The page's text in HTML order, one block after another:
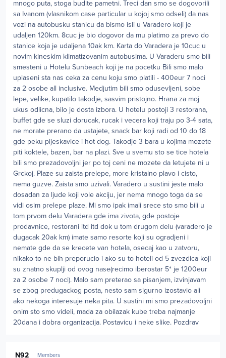
mnogo puta, stoga budite pametni. Treci dan smo se dogovorili
sa Ivanom (vlasnikom case particular u kojoj smo odseli) da nas
vozi na autobusku stanicu da bismo isli u Varadero koji je
udaljen 120km. 8cuc je bio dogovor da mu platimo za prevo do
stanice koja je udaljena 10ak km. Karta do Varadera je 10cuc u
novim kineskim klimatizovanim autobusima. U Varaderu smo bili
smesteni u Hotelu Sunbeach koji je na pocetku Bili smo malo
uplaseni sta nas ceka za cenu koju smo platili - 400eur 7 noci
za 2 osobe all inclusive. Medjutim bili smo odusevljeni, sobe
lepe, velike, kupatilo takodje, sasvim pristojno. Hrana za moj
ukus odlicna, bilo je dosta izbora. U hotelu postoji 3 restorana,
buffet gde se sluzi dorucak, rucak i vecera koji traju po 3-4 sata,
ne morate prerano da ustajete, snack bar koji radi od 10 do 18
gde peku pljeskavice i hot dog. Takodje 3 bara u kojima mozete
piti koktele, bazen, bar na plazi. Sve u svemu sto se tice hotela
bili smo prezadovoljni jer po toj ceni ne mozete da letujete ni u
Grckoj. Plaze su zaista prelepe, more kristalno plavo i cisto,
nema guzve. Zaista smo uzivali. Varadero u sustini jeste malo
dosadan za ljude koji vole akciju, jer nema mnogo toga da se
vidi osim prelepe plaze. Mi smo ipak imali srece sto smo bili u
tom prvom delu Varadera gde ima zivota, gde postoje
prodavnice, restorani itd itd dok u tom drugom delu (varadero je
dugacak 20ak km) imate samo resorte koji su ogradjeni i
nemate gde da se krecete van hotela, osecaj kao u zatvoru,
nikako to ne bih preporucio i ako su to hoteli od 5 zvezdica koji
su znatno skuplji od ovog nase(recimo iberostar 5* je 1200eur
za 2 osobe 7 noci). Malo sam preterao sa pisanjem, izvinjavam
se zbog predugackog posta, nesto sam sigurno izostavio ali
ako nekoga interesuje neka pita. U sustini mi smo prezadovoljni
onim sto smo videli, mada za obilazak kube treba najmanje
20dana i dobra organizacija. Postavicu i neke slike. Pozdrav
N92 Members